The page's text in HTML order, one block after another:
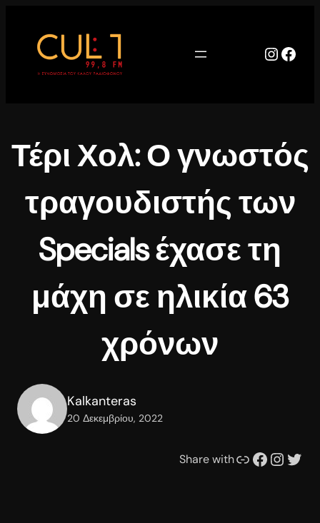
περιεχόμενο
Τέρι Χολ: Ο γνωστός
τραγουδιστής των
Specials έχασε τη
μάχη σε ηλικία 63
χρόνων
Kalkanteras
20 Δεκεμβρίου, 2022
Share withΣυνδέσμου Facebook Instagram Twitter